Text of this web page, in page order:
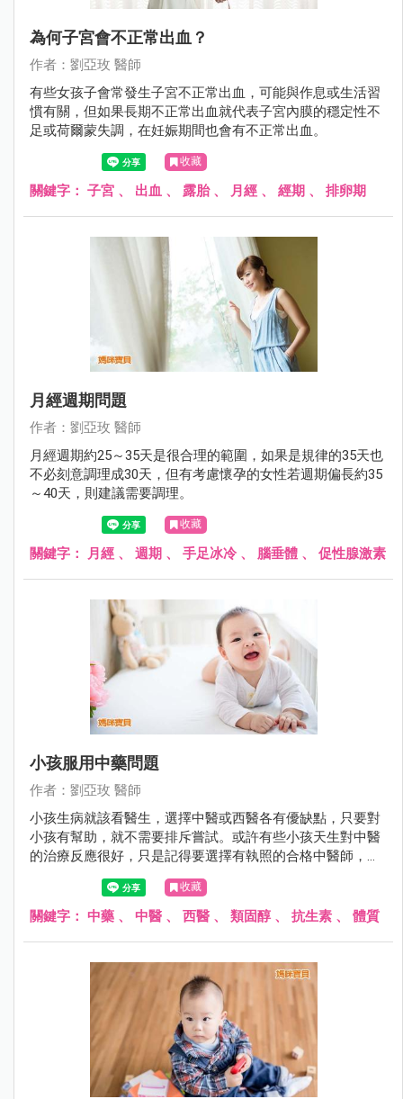
為何子宮會不正常出血？
作者：劉亞玫 醫師
有些女孩子會常發生子宮不正常出血，可能與作息或生活習
慣有關，但如果長期不正常出血就代表子宮內膜的穩定性不
足或荷爾蒙失調，在妊娠期間也會有不正常出血。
收藏
關鍵字： 子宮 、 出血 、 露胎、 月經 、 經期 、 排卵期
月經週期問題
作者：劉亞玫 醫師
月經週期約25～35天是很合理的範圍，如果是規律的35天也
不必刻意調理成30天，但有考慮懷孕的女性若週期偏長約35
～40天，則建議需要調理。
收藏
關鍵字： 月經 、 週期 、 手足冰冷 、 腦垂體 、 促性腺激素
小孩服用中藥問題
作者：劉亞玫 醫師
小孩生病就該看醫生，選擇中醫或西醫各有優缺點，只要對
小孩有幫助，就不需要排斥嘗試。或許有些小孩天生對中醫
的治療反應很好，只是記得要選擇有執照的合格中醫師，才
比較有保障。
收藏
關鍵字： 中藥 、 中醫 、 西醫 、 類固醇、 抗生素 、 體質